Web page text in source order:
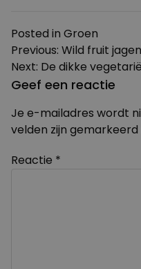
Posted in Groen
Bericht
navigatie
Previous: Wild fruit jagen
Next: De dikke
Geef een reactie
Je e-mailadres wordt
velden zijn
Reactie *